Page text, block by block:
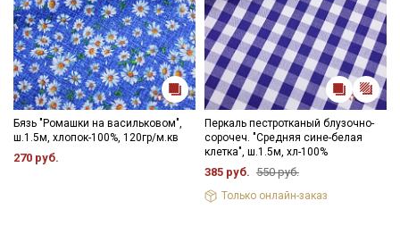
Бязь "Ромашки на васильковом",
ш.1.5м, хлопок-100%, 120гр/м.кв
270 руб.
Перкаль пестротканый блузочно-
сорочеч. "Средняя сине-белая
клетка", ш.1.5м, хл-100%
385 руб. 550 руб.
Только онлайн-заказ